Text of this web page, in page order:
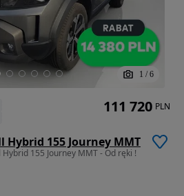
1 / 6
Hybrid 155 Journey MMT
Hybrid 155 Journey MMT - Od ręki !
111 720 PLN